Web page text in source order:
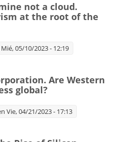
not a cloud.
at the root of the
05/10/2023 - 12:19
Are Western
global?
Vie, 04/21/2023 - 17:13